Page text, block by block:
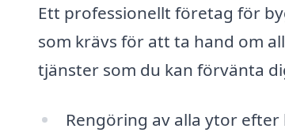
Ett professionellt företag för
som krävs för att ta hand om
tjänster som du kan förvänta
Rengöring av alla ytor